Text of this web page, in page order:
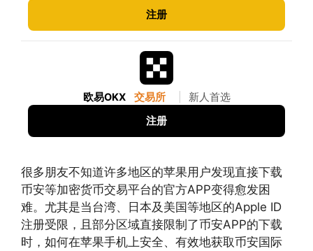
注册
欧易OKX 交易所 新人首选
注册
很多朋友不知道许多地区的苹果用户发现直接下载
币安等加密货币交易平台的官方APP变得愈发困
难。尤其是当台湾、日本及美国等地区的Apple ID
注册受限，且部分区域直接限制了币安APP的下载
时，如何在苹果手机上安全、有效地获取币安国际